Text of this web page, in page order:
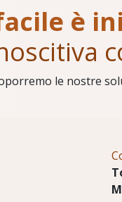
è
le nostre